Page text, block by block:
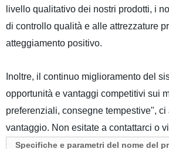
livello qualitativo dei nostri prodotti, i
di controllo qualità e alle attrezzature
atteggiamento positivo.
Inoltre, il continuo miglioramento del
opportunità e vantaggi competitivi sui
preferenziali, consegne tempestive",
vantaggio. Non esitate a contattarci o
Specifiche e parametri del nome del